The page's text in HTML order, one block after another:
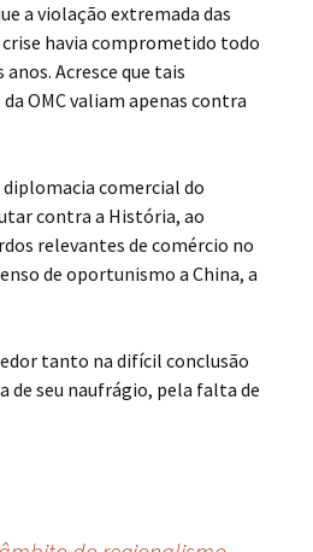
a violação extremada das
crise havia comprometido todo
Acresce que tais
OMC valiam apenas contra
comercial do
contra a História, ao
relevantes de comércio no
de oportunismo a China, a
tanto na difícil conclusão
de seu naufrágio, pela falta de